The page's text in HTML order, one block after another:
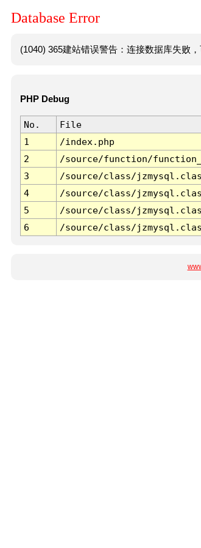
Database Error
(1040) 365建站错误警告：连接数据库失败
PHP Debug
No. File
1
/index.php
2
/source/function/
3
/source/class/
4
/source/class/
5
/source/class/
6
/source/class/